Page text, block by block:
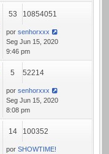
53 10854051
por senhorxxx
Seg Jun 15, 2020
9:46 pm
5 52214
por senhorxxx
Seg Jun 15, 2020
8:08 pm
14 100352
por SHOWTIME!